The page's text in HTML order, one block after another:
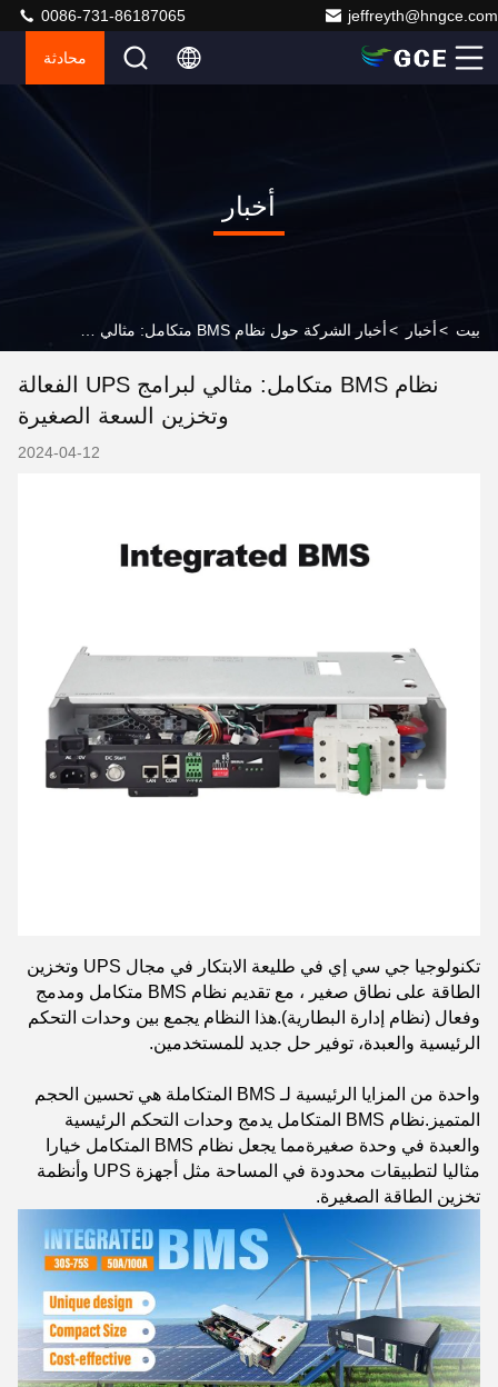
jeffreyth@hngce.com
0086-731-86187065
محادثة
أخبار
بيت >أخبار >
نظام BMS متكامل: مثالي لبرامج UPS الفعالة
وتخزين السعة الصغيرة
2024-04-12
تكنولوجيا جي سي إي في طليعة الابتكار في مجال UPS وتخزين
الطاقة على نطاق صغير ، مع تقديم نظام BMS متكامل ومدمج
وفعال (نظام إدارة البطارية).هذا النظام يجمع بين وحدات التحكم
الرئيسية والعبدة، توفير حل جديد للمستخدمين.
واحدة من المزايا الرئيسية لـ BMS المتكاملة هي تحسين الحجم
المتميز.نظام BMS المتكامل يدمج وحدات التحكم الرئيسية
والعبدة في وحدة صغيرةمما يجعل نظام BMS المتكامل خيارا
مثاليا لتطبيقات محدودة في المساحة مثل أجهزة UPS وأنظمة
تخزين الطاقة الصغيرة.